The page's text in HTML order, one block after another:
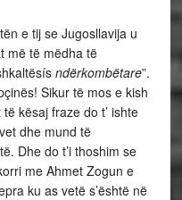
e tij se Jugosllavija u
më të mëdha të
ndërkombëtare”.
Sikur të mos e kish
kësaj fraze do t’ ishte
dhe mund të
Dhe do t’i thoshim se
me Ahmet Zogun e
ku as vetë s’është në